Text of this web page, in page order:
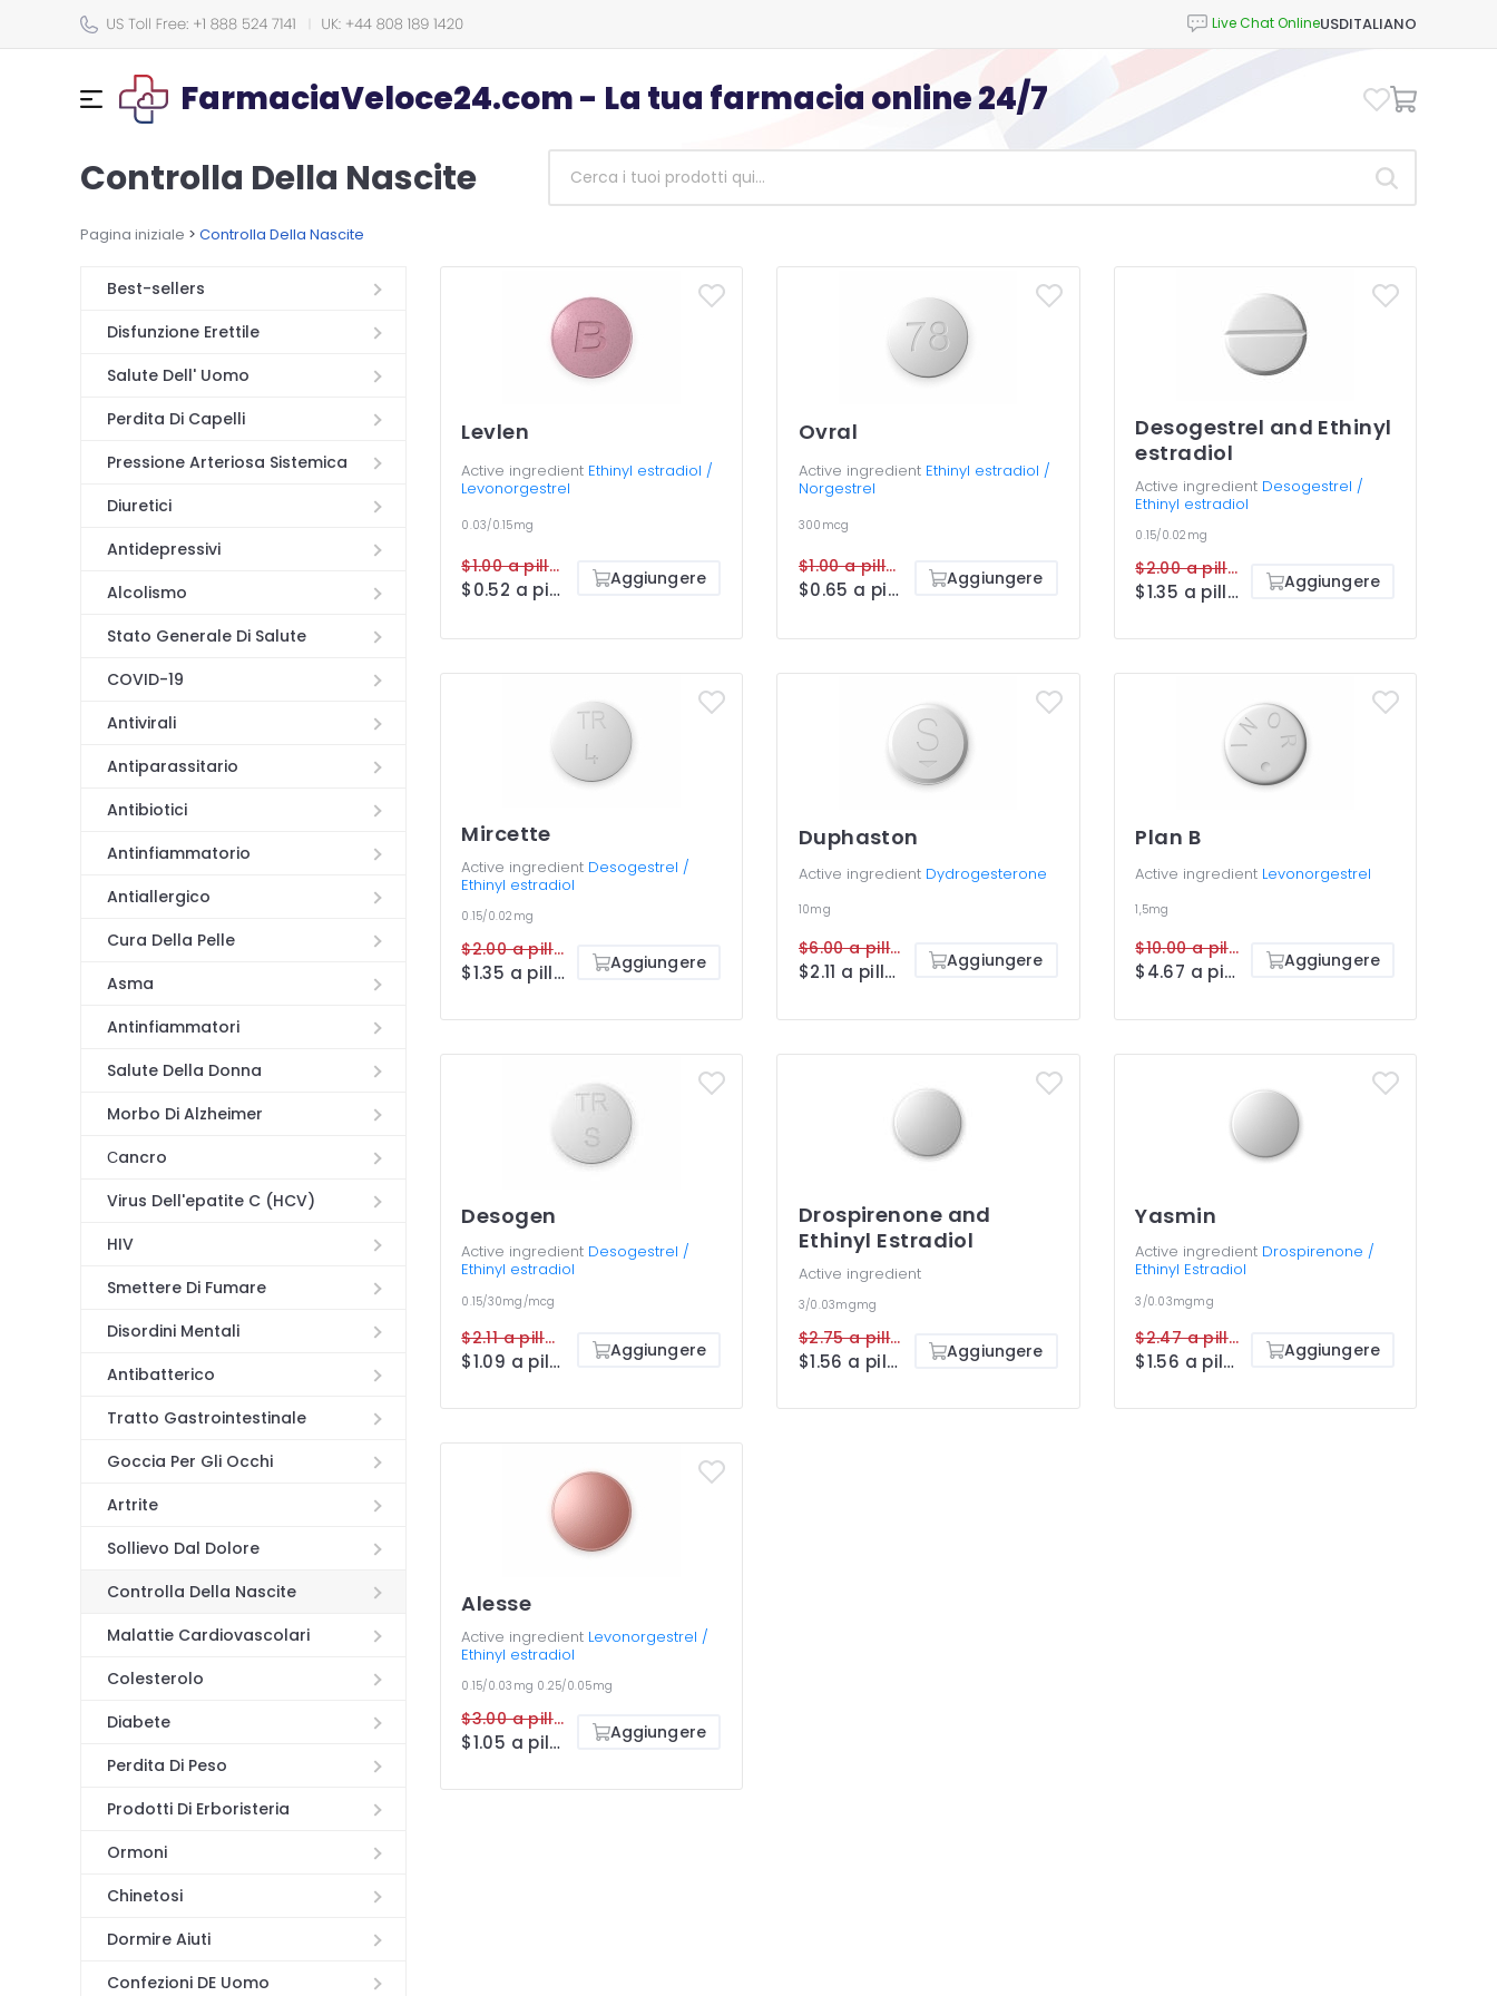
USDITALIANO
FarmaciaVeloce24.com - La tua farmacia online 24/7
Controlla Della Nascite
Pagina iniziale > Controlla Della Nascite
Best-sellers
Disfunzione Erettile
Salute Dell' Uomo
Perdita Di Capelli
Pressione Arteriosa Sistemica
Diuretici
Antidepressivi
Alcolismo
Stato Generale Di Salute
COVID-19
Antivirali
Antiparassitario
Antibiotici
Antinfiammatorio
Antiallergico
Cura Della Pelle
Asma
Antinfiammatori
Salute Della Donna
Morbo Di Alzheimer
Сancro
Virus Dell'epatite C (HCV)
HIV
Smettere Di Fumare
Disordini Mentali
Antibatterico
Tratto Gastrointestinale
Goccia Per Gli Occhi
Artrite
Sollievo Dal Dolore
Controlla Della Nascite
Malattie Cardiovascolari
Colesterolo
Diabete
Perdita Di Peso
Prodotti Di Erboristeria
Ormoni
Chinetosi
Dormire Aiuti
Confezioni DE Uomo
Levlen
Active ingredient Ethinyl estradiol /
Levonorgestrel
0.03/0.15mg
$1.00 a pillola
$0.52 a pillola Aggiungere
Ovral
Active ingredient Ethinyl estradiol /
Norgestrel
300mcg
$1.00 a pillola
$0.65 a pillola Aggiungere
Desogestrel and Ethinyl
estradiol
Active ingredient Desogestrel /
Ethinyl estradiol
0.15/0.02mg
$2.00 a pillola
$1.35 a pillola Aggiungere
Mircette
Active ingredient Desogestrel /
Ethinyl estradiol
0.15/0.02mg
$2.00 a pillola
$1.35 a pillola Aggiungere
Duphaston
Active ingredient Dydrogesterone
10mg
$6.00 a pillola
$2.11 a pillola Aggiungere
Plan B
Active ingredient Levonorgestrel
1,5mg
$10.00 a pillola
$4.67 a pillola Aggiungere
Desogen
Active ingredient Desogestrel /
Ethinyl estradiol
0.15/30mg/mcg
$2.11 a pillola
$1.09 a pillola Aggiungere
Drospirenone and
Ethinyl Estradiol
Active ingredient
3/0.03mgmg
$2.75 a pillola
$1.56 a pillola Aggiungere
Yasmin
Active ingredient Drospirenone /
Ethinyl Estradiol
3/0.03mgmg
$2.47 a pillola
$1.56 a pillola Aggiungere
Alesse
Active ingredient Levonorgestrel /
Ethinyl estradiol
0.15/0.03mg 0.25/0.05mg
$3.00 a pillola
$1.05 a pillola Aggiungere